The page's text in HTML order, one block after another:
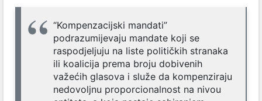
“Kompenzacijski mandati”
podrazumijevaju mandate koji se
raspodjeljuju na liste političkih stranaka
ili koalicija prema broju dobivenih
važećih glasova i služe da kompenziraju
nedovoljnu proporcionalnost na nivou